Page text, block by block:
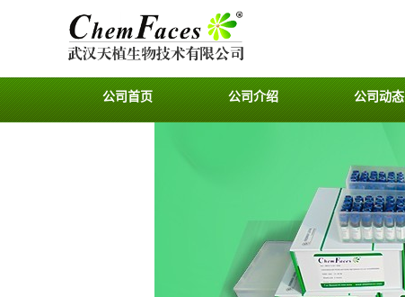
公司首页 公司介绍 公司动态